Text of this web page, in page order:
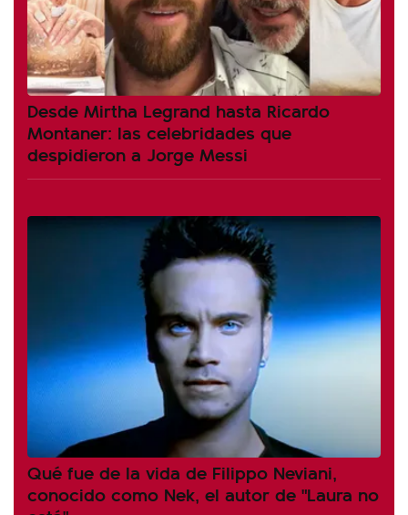
Desde Mirtha Legrand hasta Ricardo
Montaner: las celebridades que
despidieron a Jorge Messi
Qué fue de la vida de Filippo Neviani,
conocido como Nek, el autor de "Laura no